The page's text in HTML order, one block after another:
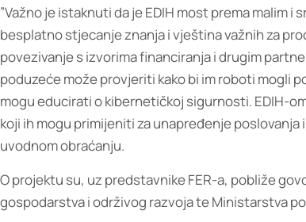
”Važno je istaknuti da je EDIH most prema malim
besplatno stjecanje znanja i vještina važnih za
povezivanje s izvorima financiranja i drugim
poduzeće može provjeriti kako bi im roboti mogli
mogu educirati o kibernetičkoj sigurnosti. EDIH-
koji ih mogu primijeniti za unapređenje
uvodnom obraćanju.
O projektu su, uz predstavnike FER-a, pobliže
gospodarstva i održivog razvoja te Ministarstva